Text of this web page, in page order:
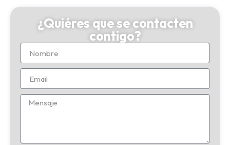
¿Quiéres que se contacten
contigo?